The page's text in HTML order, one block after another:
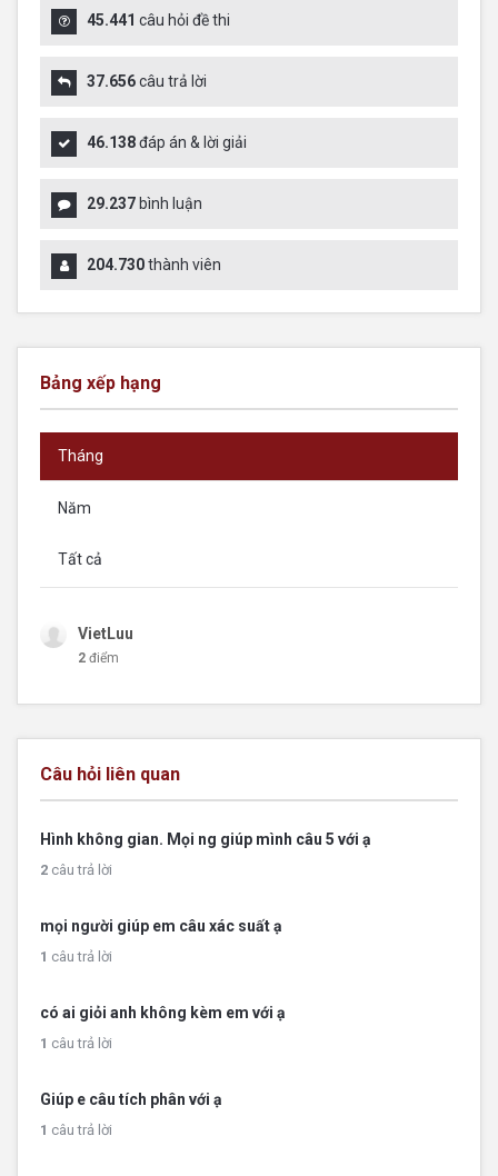
45.441 câu hỏi đề thi
37.656câu trả lời
46.138đáp án & lời giải
29.237 bình luận
204.730thành viên
Bảng xếp hạng
Tháng
Năm
Tất cả
VietLuu
2 điểm
Câu hỏi liên quan
Hình không gian. Mọi ng giúp mình câu 5 với ạ
2 câu trả lời
mọi người giúp em câu xác suất ạ
1 câu trả lời
có ai giỏi anh không kèm em với ạ
1 câu trả lời
Giúp e câu tích phân với ạ
1 câu trả lời